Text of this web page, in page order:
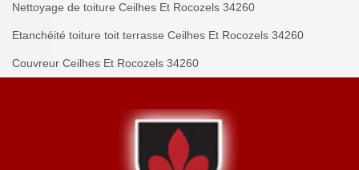
Nettoyage de toiture Ceilhes Et Rocozels 34260
Etanchéité toiture toit terrasse Ceilhes Et Rocozels 34260
Couvreur Ceilhes Et Rocozels 34260